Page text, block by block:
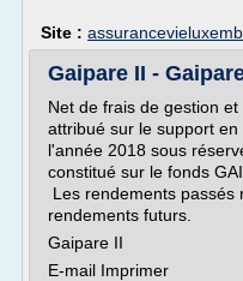
Site :
Gaipare II -
Net de frais de gestion
attribué sur le support
l'année 2018 sous
constitué sur le
Les rendements passés
rendements futurs.
Gaipare II
E-mail Imprimer